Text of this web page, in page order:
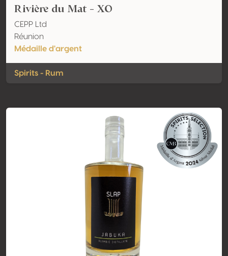
Rivière du Mat - XO
CEPP Ltd
Réunion
Médaille d'argent
Spirits - Rum